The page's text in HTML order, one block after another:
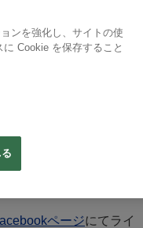
のお願い
ページにてライ
ンを強化し、サイトの使
Cookie を保存すること